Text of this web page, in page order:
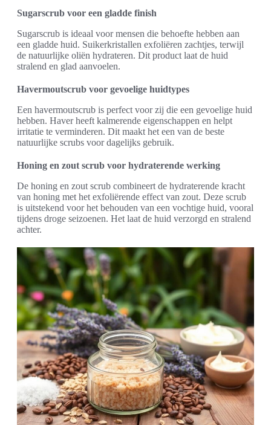
Sugarscrub voor een gladde finish
Sugarscrub is ideaal voor mensen die behoefte hebben aan
een gladde huid. Suikerkristallen exfoliëren zachtjes, terwijl
de natuurlijke oliën hydrateren. Dit product laat de huid
stralend en glad aanvoelen.
Havermoutscrub voor gevoelige huidtypes
Een havermoutscrub is perfect voor zij die een gevoelige huid
hebben. Haver heeft kalmerende eigenschappen en helpt
irritatie te verminderen. Dit maakt het een van de beste
natuurlijke scrubs voor dagelijks gebruik.
Honing en zout scrub voor hydraterende werking
De honing en zout scrub combineert de hydraterende kracht
van honing met het exfoliërende effect van zout. Deze scrub
is uitstekend voor het behouden van een vochtige huid, vooral
tijdens droge seizoenen. Het laat de huid verzorgd en stralend
achter.